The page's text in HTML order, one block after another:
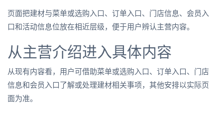
页面把建材与菜单或选购入口、订单入口、门店信息、会员入
口和活动信息位放在相近层级，便于用户辨认主营内容。
从主营介绍进入具体内容
从现有内容看，用户可借助菜单或选购入口、订单入口、门店
信息和会员入口了解或处理建材相关事项，其他安排以实际页
面为准。